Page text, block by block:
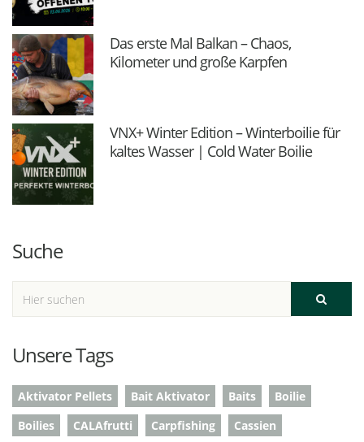
Das erste Mal Balkan – Chaos,
Kilometer und große Karpfen
VNX+ Winter Edition – Winterboilie für
kaltes Wasser | Cold Water Boilie
Suche
Unsere Tags
Aktivator Pellets Bait Aktivator Baits
Boilie
Boilies
CALAfrutti Carpfishing
Cassien